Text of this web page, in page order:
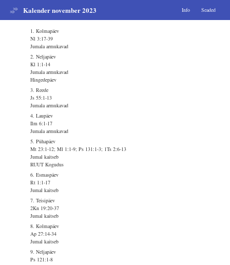
Kalender november 2023 Info Seaded
1. Kolmapäev
Nl 3:17-39
Jumala armukavad
2. Neljapäev
Kl 1:1-14
Jumala armukavad
Hingedepäev
3. Reede
Js 55:1-13
Jumala armukavad
4. Laupäev
Ilm 6:1-17
Jumala armukavad
5. Pühapäev
Mt 23:1-12; Ml 1:1-9; Ps 131:1-3; 1Ts 2:6-13
Jumal kaitseb
RUUT Kogudus
6. Esmaspäev
Rt 1:1-17
Jumal kaitseb
7. Teisipäev
2Kn 19:20-37
Jumal kaitseb
8. Kolmapäev
Ap 27:14-34
Jumal kaitseb
9. Neljapäev
Ps 121:1-8